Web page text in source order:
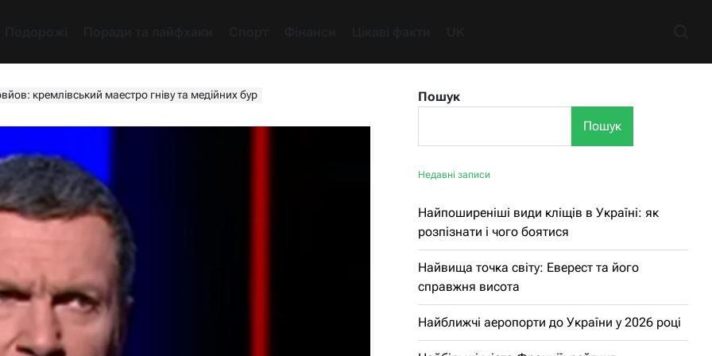
кремлівський маестро гніву та медійних бур
Пошук
Пошук
Недавні записи
Найпоширеніші види кліщів в Україні: як
розпізнати і чого боятися
Найвища точка світу: Еверест та його
справжня висота
Найближчі аеропорти до України у 2026 році